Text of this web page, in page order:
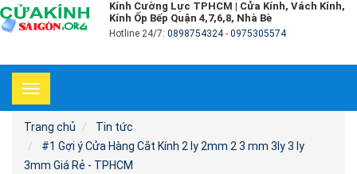
Kính Cường Lực TPHCM | Cửa Kính, Vách Kính,
Kính Ốp Bếp Quận 4,7,6,8, Nhà Bè
Hotline 24/7: 0898754324- 0975305574
Toggle
navigation
Trang chủ
Tin tức
#1 Gợi ý Cửa Hàng Cắt Kính 2 ly 2mm 2 3 mm 3ly 3 ly
3mm Giá Rẻ - TPHCM